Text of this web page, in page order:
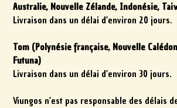
Australie, Nouvelle Zélande, Indonésie,
Livraison dans un délai d’environ 20 jours.
Tom (Polynésie française, Nouvelle
Futuna)
Livraison dans un délai d’environ 30 jours.
Viungos n’est pas responsable des délais